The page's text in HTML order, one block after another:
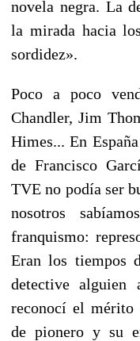
novela negra. La
la mirada hacia
sordidez».
Poco a poco
Chandler, Jim
Himes... En
de Francisco
TVE no podía ser
nosotros
franquismo:
Eran los tiempos
detective
reconocí el mérito
de pionero y su